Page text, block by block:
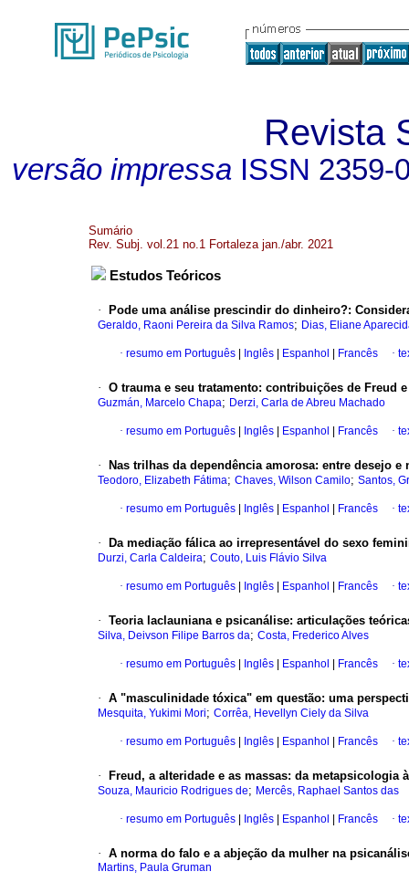
Revista
versão impressa ISSN 2359-
Sumário
Rev. Subj. vol.21 no.1 Fortaleza jan./abr. 2021
Estudos Teóricos
· Pode uma análise prescindir do dinheiro?:
Geraldo, Raoni Pereira da Silva Ramos; Dias, Eliane
· resumo em Português Inglês Espanhol Francês ·
· O trauma e seu tratamento: contribuições de Freud
Guzmán, Marcelo Chapa; Derzi, Carla de Abreu Machado
· resumo em Português Inglês Espanhol Francês ·
· Nas trilhas da dependência amorosa: entre desejo e
Teodoro, Elizabeth Fátima; Chaves, Wilson Camilo; Santos,
· resumo em Português Inglês Espanhol Francês ·
· Da mediação fálica ao irrepresentável do sexo
Durzi, Carla Caldeira; Couto, Luis Flávio Silva
· resumo em Português Inglês Espanhol Francês ·
· Teoria laclauniana e psicanálise: articulações
Silva, Deivson Filipe Barros da; Costa, Frederico Alves
· resumo em Português Inglês Espanhol Francês ·
· A "masculinidade tóxica" em questão: uma
Mesquita, Yukimi Mori; Corrêa, Hevellyn Ciely da Silva
· resumo em Português Inglês Espanhol Francês ·
· Freud, a alteridade e as massas: da metapsicologia
Souza, Mauricio Rodrigues de; Mercês, Raphael Santos das
· resumo em Português Inglês Espanhol Francês ·
· A norma do falo e a abjeção da mulher na
Martins, Paula Gruman